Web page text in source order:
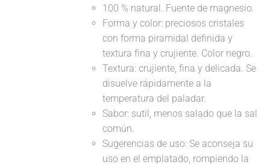
100 % natural. Fuente de magnesio.
Forma y color: preciosos cristales
con forma piramidal definida y
textura fina y crujiente. Color negro.
Textura: crujiente, fina y delicada. Se
disuelve rápidamente a la
temperatura del paladar.
Sabor: sutil, menos salado que la sal
común.
Sugerencias de uso: Se aconseja su
uso en el emplatado, rompiendo la